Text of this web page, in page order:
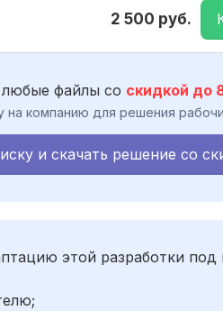
2 500 руб.
файлы со скидкой до
на компанию для решения
и скачать решение со
этой разработки